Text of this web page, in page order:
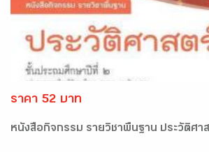
ราคา 52 บาท
หนังสือกิจกรรม รายวิชาพื้นฐาน ประวัติศา